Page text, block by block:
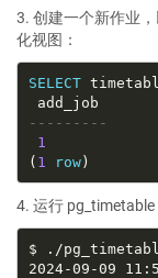
3. 创建一个新作业
化视图：
SELECT
1
( 1 row
4. 运行 pg_timetable
$ ./
2024-09-09